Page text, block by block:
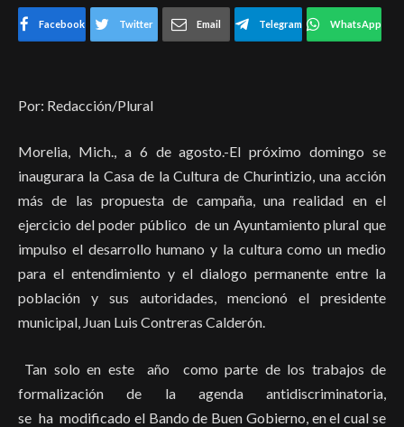
Facebook Twitter Email Telegram WhatsApp
Por: Redacción/Plural
Morelia, Mich., a 6 de agosto.-El próximo domingo se
inaugurara la Casa de la Cultura de Churintizio, una acción
más de las propuesta de campaña, una realidad en el
ejercicio del poder público de un Ayuntamiento plural que
impulso el desarrollo humano y la cultura como un medio
para el entendimiento y el dialogo permanente entre la
población y sus autoridades, mencionó el presidente
municipal, Juan Luis Contreras Calderón.
Tan solo en este año como parte de los trabajos de
formalización de la agenda antidiscriminatoria,
se ha modificado el Bando de Buen Gobierno, en el cual se